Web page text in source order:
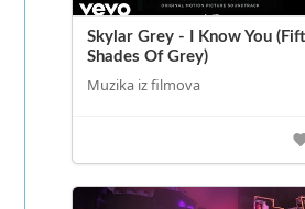
Skylar Grey - I Know You
Shades Of Grey)
Muzika iz filmova